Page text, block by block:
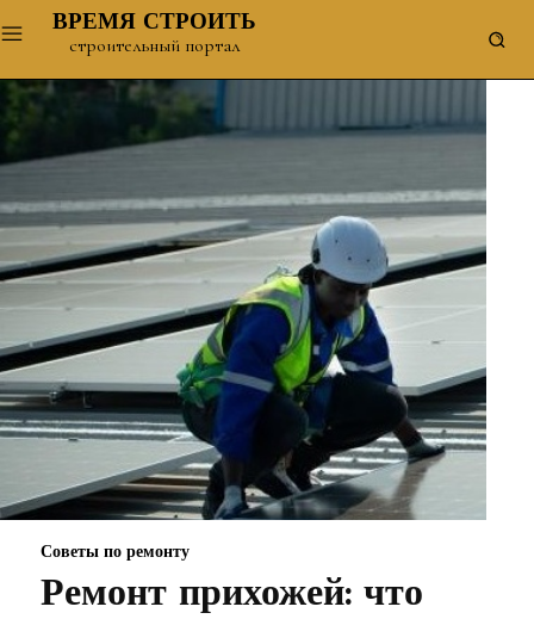
ВРЕМЯ СТРОИТЬ
строительный портал
Советы по ремонту
Ремонт прихожей: что